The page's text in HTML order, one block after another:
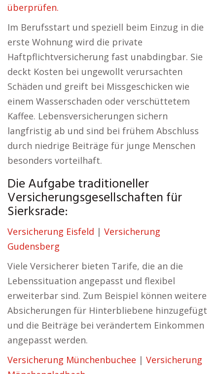
überprüfen.
Im Berufsstart und speziell beim Einzug in die
erste Wohnung wird die private
Haftpflichtversicherung fast unabdingbar. Sie
deckt Kosten bei ungewollt verursachten
Schäden und greift bei Missgeschicken wie
einem Wasserschaden oder verschüttetem
Kaffee. Lebensversicherungen sichern
langfristig ab und sind bei frühem Abschluss
durch niedrige Beiträge für junge Menschen
besonders vorteilhaft.
Die Aufgabe traditioneller
Versicherungsgesellschaften für
Sierksrade:
Versicherung Eisfeld | Versicherung
Gudensberg
Viele Versicherer bieten Tarife, die an die
Lebenssituation angepasst und flexibel
erweiterbar sind. Zum Beispiel können weitere
Absicherungen für Hinterbliebene hinzugefügt
und die Beiträge bei verändertem Einkommen
angepasst werden.
Versicherung Münchenbuchee | Versicherung